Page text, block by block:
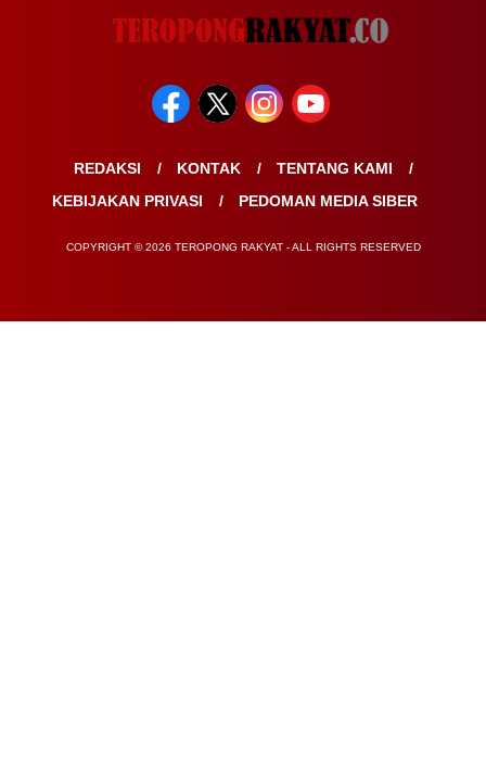
REDAKSI KONTAK
TENTANG KAMI
KEBIJAKAN PRIVASI
PEDOMAN MEDIA SIBER
COPYRIGHT © 2026 TEROPONG RAKYAT - ALL RIGHTS RESERVED